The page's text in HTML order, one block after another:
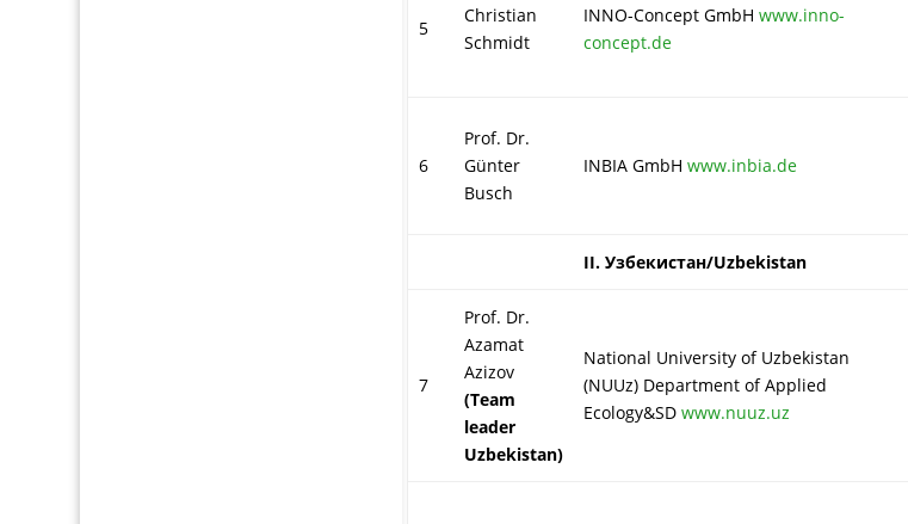
5
Christian
Schmidt
INNO-Concept GmbH www.inno-
concept.de
6
Prof. Dr.
Günter
Busch
INBIA GmbH www.inbia.de
II. Узбекистан/Uzbekistan
7
Prof. Dr.
Azamat
Azizov
(Team
leader
Uzbekistan)
National University of Uzbekistan
(NUUz) Department of Applied
Ecology&SD www.nuuz.uz